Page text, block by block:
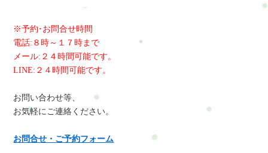
※予約･お問合せ時間
電話:８時～１７時まで
メール:２４時間可能です。
LINE:２４時間可能です。
お問い合わせ等、
お気軽にご連絡ください。
お問合せ・ご予約フォーム